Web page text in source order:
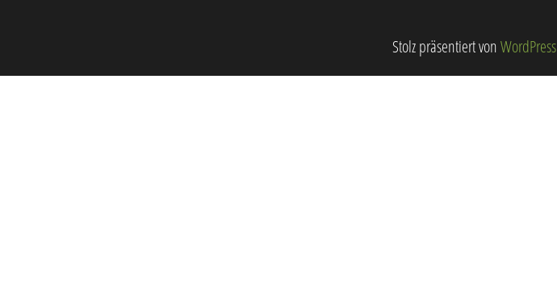
Stolz präsentiert vonWordPress